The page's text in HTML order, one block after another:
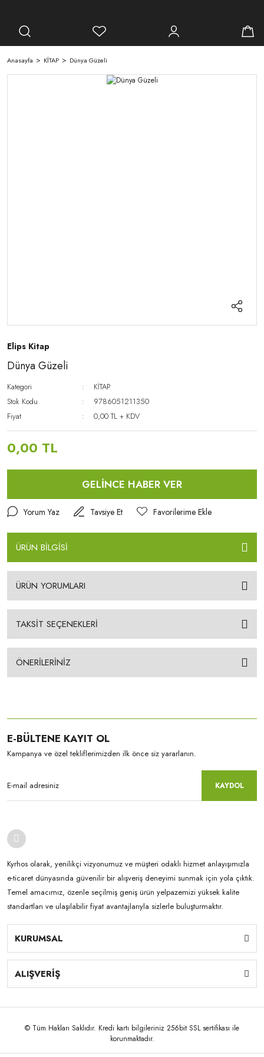
Anasayfa KİTAP Dünya Güzeli
Elips Kitap
Dünya Güzeli
Kategori
KİTAP
Stok Kodu
9786051211350
Fiyat
0,00 TL + KDV
0,00 TL
GELİNCE HABER VER
Yorum Yaz Tavsiye Et
ÜRÜN BİLGİSİ
ÜRÜN YORUMLARI
TAKSİT SEÇENEKLERİ
ÖNERİLERİNİZ
E-BÜLTENE KAYIT OL
Kampanya ve özel tekliflerimizden ilk önce siz yararlanın.
KAYDOL
Kyrhos olarak, yenilikçi vizyonumuz ve müşteri odaklı hizmet anlayışımızla
e-ticaret dünyasında güvenilir bir alışveriş deneyimi sunmak için yola çıktık.
Temel amacımız, özenle seçilmiş geniş ürün yelpazemizi yüksek kalite
standartları ve ulaşılabilir fiyat avantajlarıyla sizlerle buluşturmaktır.
KURUMSAL
ALIŞVERİŞ
© Tüm Hakları Saklıdır. Kredi kartı bilgileriniz 256bit SSL sertifikası ile
korunmaktadır.